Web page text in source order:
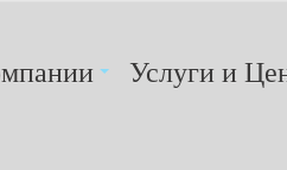
Услуги и